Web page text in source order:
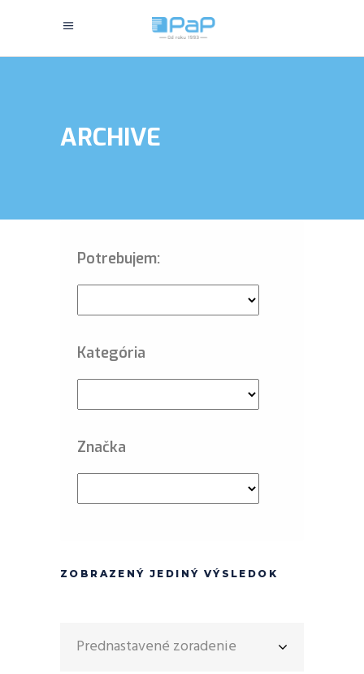
ARCHIVE
Potrebujem:
Kategória
Značka
ZOBRAZENÝ JEDINÝ VÝSLEDOK
Prednastavené zoradenie